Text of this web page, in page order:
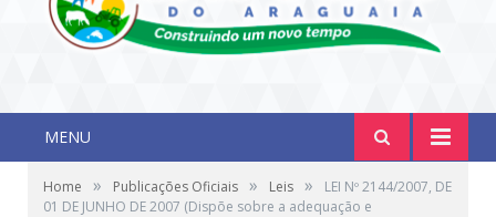
MENU
Home » Publicações Oficiais » Leis »
LEI Nº 2144/2007, DE
01 DE JUNHO DE 2007 (Dispõe sobre a adequação e